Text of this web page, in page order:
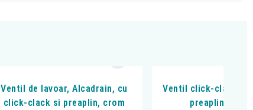
Ventil de lavoar, Alcadrain, cu
click-clack si preaplin, crom
Ventil click-clack
preaplin, alb